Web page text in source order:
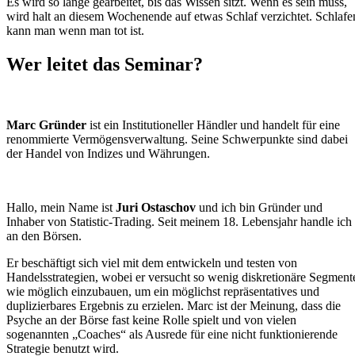
wird halt an diesem Wochenende auf etwas Schlaf verzichtet.
kann man wenn man tot ist.
Wer leitet das Seminar?
Marc Gründer ist ein Institutioneller Händler und handelt für eine
renommierte Vermögensverwaltung. Seine Schwerpunkte sind dabei
der Handel von Indizes und Währungen.
Hallo, mein Name ist Juri Ostaschov und ich bin Gründer und
Inhaber von Statistic-Trading. Seit meinem 18. Lebensjahr handle ich
an den Börsen.
Er beschäftigt sich viel mit dem entwickeln und testen von
Handelsstrategien, wobei er versucht so wenig diskretionäre
wie möglich einzubauen, um ein möglichst repräsentatives und
duplizierbares Ergebnis zu erzielen. Marc ist der Meinung, dass die
Psyche an der Börse fast keine Rolle spielt und von vielen
sogenannten „Coaches“ als Ausrede für eine nicht funktionierende
Strategie benutzt wird.